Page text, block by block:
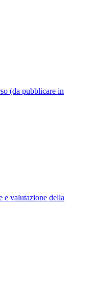
(da pubblicare in
e valutazione della